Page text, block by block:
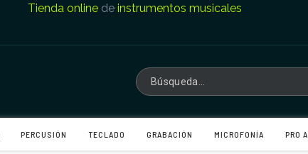
Tienda onlinede instrumentos musicales
PERCUSIÓN TECLADO GRABACIÓN MICROFONÍA PRO